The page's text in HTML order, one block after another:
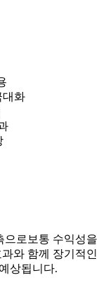
대화
으로 보통 수익성을
와 함께 장기적인
상됩니다.